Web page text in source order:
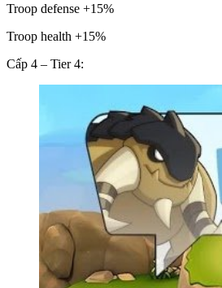
Troop defense +15%
Troop health +15%
Cấp 4 – Tier 4: